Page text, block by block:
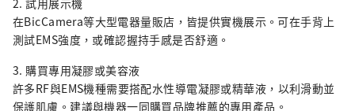
在BicCamera等大型電器量販店，皆提供實機展示。可在手背上
測試EMS強度，或確認握持手感是否舒適。
3. 購買專用凝膠或美容液
許多RF與EMS機種需要搭配水性導電凝膠或精華液，以利滑動並
保護肌膚。建議與機器一同購買品牌推薦的專用產品。